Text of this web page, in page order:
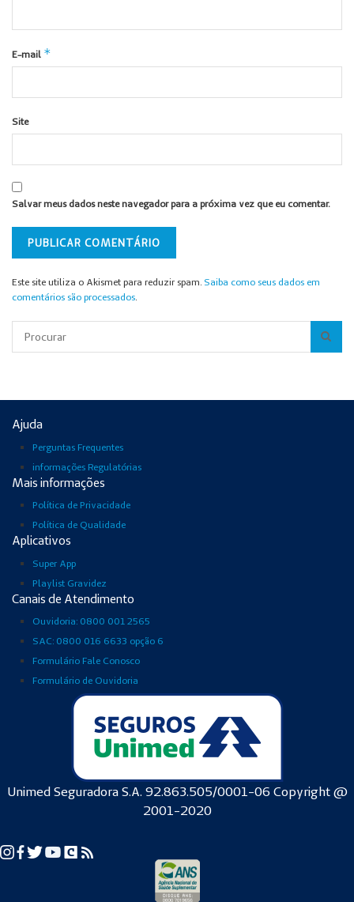
E-mail *
Site
Salvar meus dados neste navegador para a próxima vez que eu comentar.
Este site utiliza o Akismet para reduzir spam. Saiba como seus dados em
comentários são processados.
Ajuda
Perguntas Frequentes
informações Regulatórias
Mais informações
Política de Privacidade
Política de Qualidade
Aplicativos
Super App
Playlist Gravidez
Canais de Atendimento
Ouvidoria: 0800 001 2565
SAC: 0800 016 6633 opção 6
Formulário Fale Conosco
Formulário de Ouvidoria
Unimed Seguradora S.A. 92.863.505/0001-06 Copyright @
2001-2020